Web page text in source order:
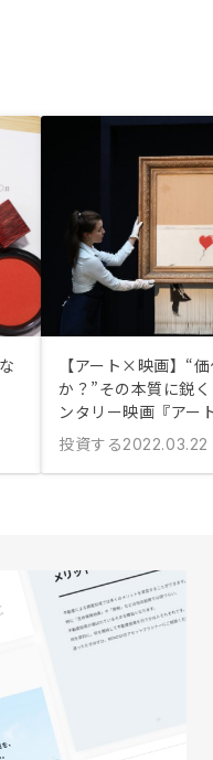
【アート×映画】“
か？”その本質に鋭
ンタリー映画『アー
投資する2022.03.22